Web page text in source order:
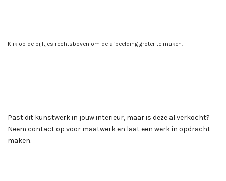
Klik op de pijltjes rechtsboven om de afbeelding groter te maken.
Past dit kunstwerk in jouw interieur, maar is deze al verkocht?
Neem contact op voor maatwerk en laat een werk in opdracht
maken.